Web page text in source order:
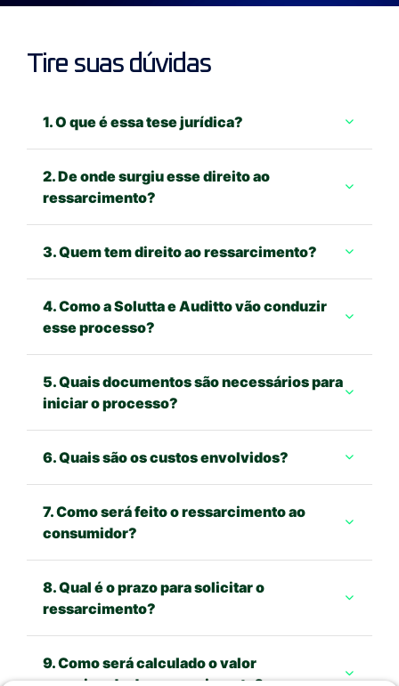
Tire suas dúvidas
1. O que é essa tese jurídica?
2. De onde surgiu esse direito ao
ressarcimento?
3. Quem tem direito ao ressarcimento?
4. Como a Solutta e Auditto vão conduzir
esse processo?
5. Quais documentos são necessários para
iniciar o processo?
6. Quais são os custos envolvidos?
7. Como será feito o ressarcimento ao
consumidor?
8. Qual é o prazo para solicitar o
ressarcimento?
9. Como será calculado o valor